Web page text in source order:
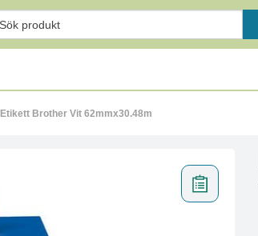
Etikett Brother Vit 62mmx30.48m